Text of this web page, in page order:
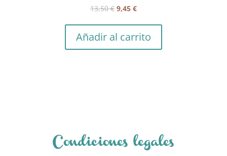
13,50€ El
original
era:
9,45 €El
actual
es:
Añadir al carrito
Condiciones legales